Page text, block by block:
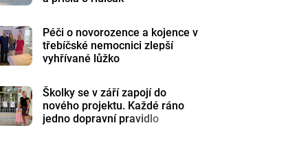
Péči o novorozence a kojence v
třebíčské nemocnici zlepší
vyhřívané lůžko
Školky se v září zapojí do
nového projektu. Každé ráno
jedno dopravní pravidlo